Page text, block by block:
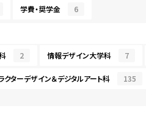
学費・奨学金 6
2 情報デザイン大学科 7
クターデザイン＆デジタルアート科 135